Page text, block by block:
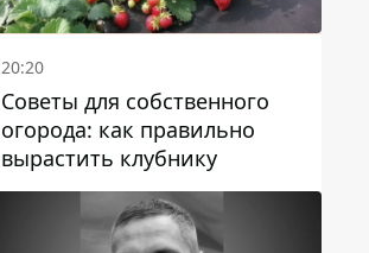
20:20
Советы для собственного
огорода: как правильно
вырастить клубнику